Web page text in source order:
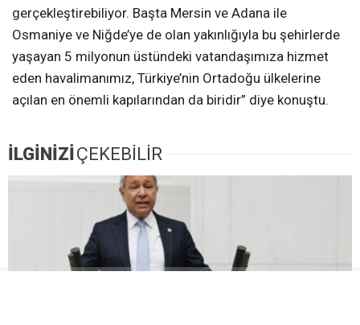
gerçekleştirebiliyor. Başta Mersin ve Adana ile
Osmaniye ve Niğde’ye de olan yakınlığıyla bu şehirlerde
yaşayan 5 milyonun üstündeki vatandaşımıza hizmet
eden havalimanımız, Türkiye’nin Ortadoğu ülkelerine
açılan en önemli kapılarından da biridir” diye konuştu.
İLGİNİZİÇEKEBİLİR